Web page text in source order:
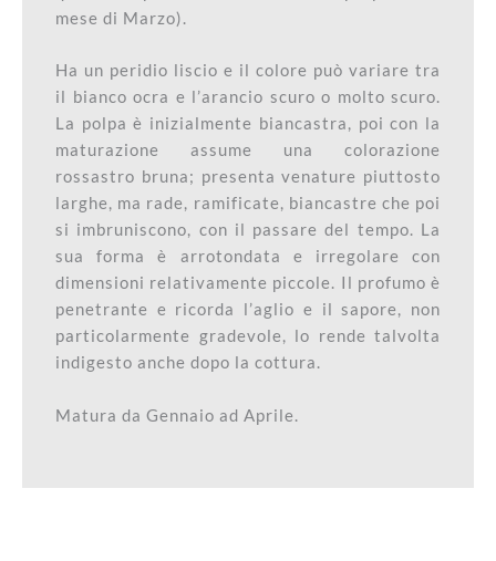
mese di Marzo).
Ha un peridio liscio e il colore può variare tra
il bianco ocra e l’arancio scuro o molto scuro.
La polpa è inizialmente biancastra, poi con la
maturazione assume una colorazione
rossastro bruna; presenta venature piuttosto
larghe, ma rade, ramificate, biancastre che poi
si imbruniscono, con il passare del tempo. La
sua forma è arrotondata e irregolare con
dimensioni relativamente piccole. Il profumo è
penetrante e ricorda l’aglio e il sapore, non
particolarmente gradevole, lo rende talvolta
indigesto anche dopo la cottura.
Matura da Gennaio ad Aprile.